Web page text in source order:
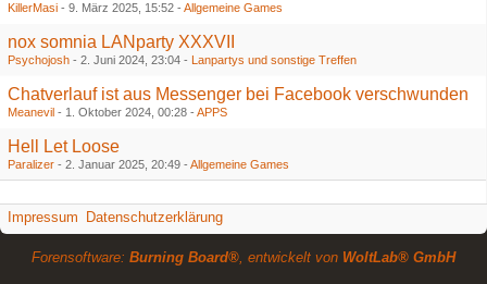
KillerMasi - 9. März 2025, 15:52 - Allgemeine Games
nox somnia LANparty XXXVII
Psychojosh - 2. Juni 2024, 23:04 - Lanpartys und sonstige Treffen
Chatverlauf ist aus Messenger bei Facebook verschwunden
Meanevil - 1. Oktober 2024, 00:28 - APPS
Hell Let Loose
Paralizer - 2. Januar 2025, 20:49 - Allgemeine Games
Impressum Datenschutzerklärung
Forensoftware: Burning Board®, entwickelt von WoltLab® GmbH